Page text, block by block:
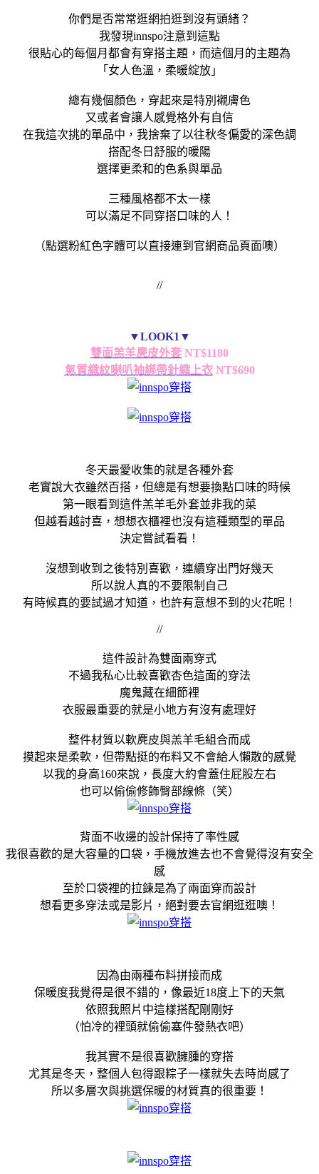
你們是否常常逛網拍逛到沒有頭緒？
我發現innspo注意到這點
很貼心的每個月都會有穿搭主題，而這個月的主題為
「女人色溫，柔暖綻放」
總有幾個顏色，穿起來是特別襯膚色
又或者會讓人感覺格外有自信
在我這次挑的單品中，我捨棄了以往秋冬偏愛的深色調
搭配冬日舒服的暖陽
選擇更柔和的色系與單品
三種風格都不太一樣
可以滿足不同穿搭口味的人！
（點選粉紅色字體可以直接連到官網商品頁面噢）
//
▼LOOK1▼
雙面羔羊麂皮外套 NT$1180
氣質織紋喇叭袖綁帶針織上衣NT$690
冬天最愛收集的就是各種外套
老實說大衣雖然百搭，但總是有想要換點口味的時候
第一眼看到這件羔羊毛外套並非我的菜
但越看越討喜，想想衣櫃裡也沒有這種類型的單品
決定嘗試看看！
沒想到收到之後特別喜歡，連續穿出門好幾天
所以說人真的不要限制自己
有時候真的要試過才知道，也許有意想不到的火花呢！
//
這件設計為雙面兩穿式
不過我私心比較喜歡杏色這面的穿法
魔鬼藏在細節裡
衣服最重要的就是小地方有沒有處理好
整件材質以軟麂皮與羔羊毛組合而成
摸起來是柔軟，但帶點挺的布料又不會給人懶散的感覺
以我的身高160來說，長度大約會蓋住屁股左右
也可以偷偷修飾臀部線條（笑）
背面不收邊的設計保持了率性感
我很喜歡的是大容量的口袋，手機放進去也不會覺得沒有安全
感
至於口袋裡的拉鍊是為了兩面穿而設計
想看更多穿法或是影片，絕對要去官網逛逛噢！
因為由兩種布料拼接而成
保暖度我覺得是很不錯的，像最近18度上下的天氣
依照我照片中這樣搭配剛剛好
（怕冷的裡頭就偷偷塞件發熱衣吧）
我其實不是很喜歡臃腫的穿搭
尤其是冬天，整個人包得跟粽子一樣就失去時尚感了
所以多層次與挑選保暖的材質真的很重要！